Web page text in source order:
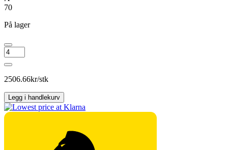
70
På lager
NOKIAN
Hakka
Black
3
2506.66kr/stk
Legg i handlekurv